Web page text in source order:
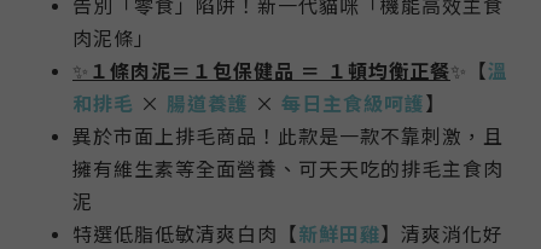
肉泥條」
✨ １條肉泥＝１包保健品 ＝ １頓均衡正餐✨【溫
和排毛 × 腸道養護 × 每日主食級呵護】
異於市面上排毛商品！此款是一款不靠刺激，且
擁有維生素等全面營養、可天天吃的排毛主食肉
泥
特選低脂低敏清爽白肉【新鮮田雞】清爽消化好